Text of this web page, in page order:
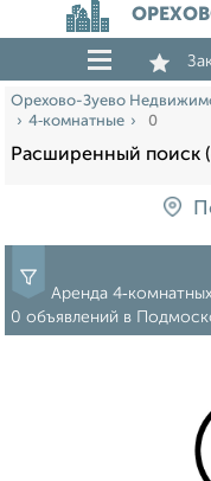
Орехово-Зуево
4‑комнатные
0
Расширенный поиск
Аренда
0 объявлений в